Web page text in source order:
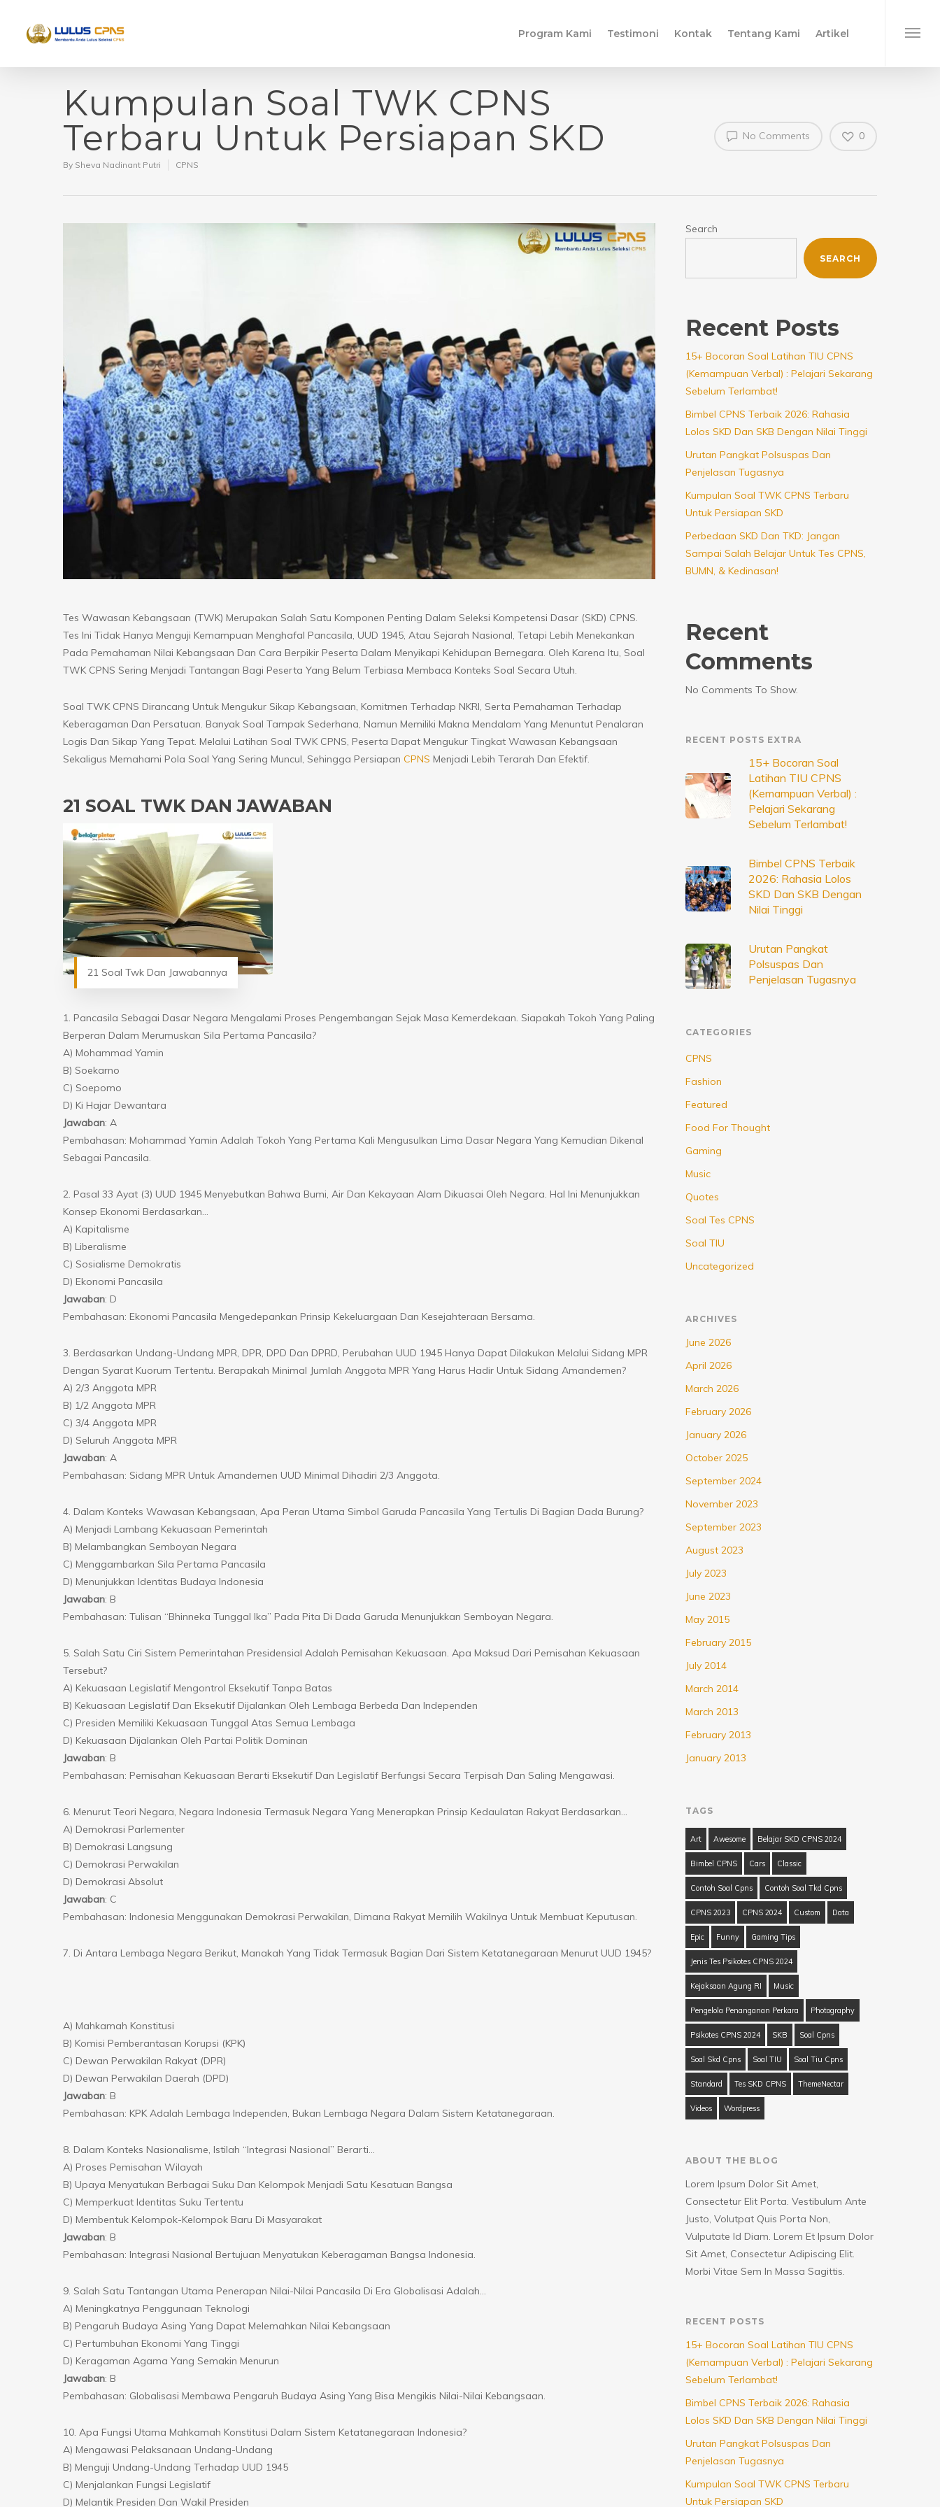
Program Kami Testimoni Kontak Tentang Kami Artikel
Kumpulan Soal TWK CPNS
Terbaru Untuk Persiapan SKD
By Sheva Nadinant Putri CPNS
No Comments 0
Tes Wawasan Kebangsaan (TWK) Merupakan Salah Satu Komponen Penting Dalam Seleksi Kompetensi Dasar (SKD) CPNS.
Tes Ini Tidak Hanya Menguji Kemampuan Menghafal Pancasila, UUD 1945, Atau Sejarah Nasional, Tetapi Lebih Menekankan
Pada Pemahaman Nilai Kebangsaan Dan Cara Berpikir Peserta Dalam Menyikapi Kehidupan Bernegara. Oleh Karena Itu, Soal
TWK CPNS Sering Menjadi Tantangan Bagi Peserta Yang Belum Terbiasa Membaca Konteks Soal Secara Utuh.
Soal TWK CPNS Dirancang Untuk Mengukur Sikap Kebangsaan, Komitmen Terhadap NKRI, Serta Pemahaman Terhadap
Keberagaman Dan Persatuan. Banyak Soal Tampak Sederhana, Namun Memiliki Makna Mendalam Yang Menuntut Penalaran
Logis Dan Sikap Yang Tepat. Melalui Latihan Soal TWK CPNS, Peserta Dapat Mengukur Tingkat Wawasan Kebangsaan
Sekaligus Memahami Pola Soal Yang Sering Muncul, Sehingga Persiapan CPNS Menjadi Lebih Terarah Dan Efektif.
21 SOAL TWK DAN JAWABAN
21 Soal Twk Dan Jawabannya
1. Pancasila Sebagai Dasar Negara Mengalami Proses Pengembangan Sejak Masa Kemerdekaan. Siapakah Tokoh Yang Paling
Berperan Dalam Merumuskan Sila Pertama Pancasila?
A) Mohammad Yamin
B) Soekarno
C) Soepomo
D) Ki Hajar Dewantara
Jawaban: A
Pembahasan: Mohammad Yamin Adalah Tokoh Yang Pertama Kali Mengusulkan Lima Dasar Negara Yang Kemudian Dikenal
Sebagai Pancasila.
2. Pasal 33 Ayat (3) UUD 1945 Menyebutkan Bahwa Bumi, Air Dan Kekayaan Alam Dikuasai Oleh Negara. Hal Ini Menunjukkan
Konsep Ekonomi Berdasarkan…
A) Kapitalisme
B) Liberalisme
C) Sosialisme Demokratis
D) Ekonomi Pancasila
Jawaban: D
Pembahasan: Ekonomi Pancasila Mengedepankan Prinsip Kekeluargaan Dan Kesejahteraan Bersama.
3. Berdasarkan Undang-Undang MPR, DPR, DPD Dan DPRD, Perubahan UUD 1945 Hanya Dapat Dilakukan Melalui Sidang MPR
Dengan Syarat Kuorum Tertentu. Berapakah Minimal Jumlah Anggota MPR Yang Harus Hadir Untuk Sidang Amandemen?
A) 2/3 Anggota MPR
B) 1/2 Anggota MPR
C) 3/4 Anggota MPR
D) Seluruh Anggota MPR
Jawaban: A
Pembahasan: Sidang MPR Untuk Amandemen UUD Minimal Dihadiri 2/3 Anggota.
4. Dalam Konteks Wawasan Kebangsaan, Apa Peran Utama Simbol Garuda Pancasila Yang Tertulis Di Bagian Dada Burung?
A) Menjadi Lambang Kekuasaan Pemerintah
B) Melambangkan Semboyan Negara
C) Menggambarkan Sila Pertama Pancasila
D) Menunjukkan Identitas Budaya Indonesia
Jawaban: B
Pembahasan: Tulisan “Bhinneka Tunggal Ika” Pada Pita Di Dada Garuda Menunjukkan Semboyan Negara.
5. Salah Satu Ciri Sistem Pemerintahan Presidensial Adalah Pemisahan Kekuasaan. Apa Maksud Dari Pemisahan Kekuasaan
Tersebut?
A) Kekuasaan Legislatif Mengontrol Eksekutif Tanpa Batas
B) Kekuasaan Legislatif Dan Eksekutif Dijalankan Oleh Lembaga Berbeda Dan Independen
C) Presiden Memiliki Kekuasaan Tunggal Atas Semua Lembaga
D) Kekuasaan Dijalankan Oleh Partai Politik Dominan
Jawaban: B
Pembahasan: Pemisahan Kekuasaan Berarti Eksekutif Dan Legislatif Berfungsi Secara Terpisah Dan Saling Mengawasi.
6. Menurut Teori Negara, Negara Indonesia Termasuk Negara Yang Menerapkan Prinsip Kedaulatan Rakyat Berdasarkan…
A) Demokrasi Parlementer
B) Demokrasi Langsung
C) Demokrasi Perwakilan
D) Demokrasi Absolut
Jawaban: C
Pembahasan: Indonesia Menggunakan Demokrasi Perwakilan, Dimana Rakyat Memilih Wakilnya Untuk Membuat Keputusan.
7. Di Antara Lembaga Negara Berikut, Manakah Yang Tidak Termasuk Bagian Dari Sistem Ketatanegaraan Menurut UUD 1945?
A) Mahkamah Konstitusi
B) Komisi Pemberantasan Korupsi (KPK)
C) Dewan Perwakilan Rakyat (DPR)
D) Dewan Perwakilan Daerah (DPD)
Jawaban: B
Pembahasan: KPK Adalah Lembaga Independen, Bukan Lembaga Negara Dalam Sistem Ketatanegaraan.
8. Dalam Konteks Nasionalisme, Istilah “Integrasi Nasional” Berarti…
A) Proses Pemisahan Wilayah
B) Upaya Menyatukan Berbagai Suku Dan Kelompok Menjadi Satu Kesatuan Bangsa
C) Memperkuat Identitas Suku Tertentu
D) Membentuk Kelompok-Kelompok Baru Di Masyarakat
Jawaban: B
Pembahasan: Integrasi Nasional Bertujuan Menyatukan Keberagaman Bangsa Indonesia.
9. Salah Satu Tantangan Utama Penerapan Nilai-Nilai Pancasila Di Era Globalisasi Adalah…
A) Meningkatnya Penggunaan Teknologi
B) Pengaruh Budaya Asing Yang Dapat Melemahkan Nilai Kebangsaan
C) Pertumbuhan Ekonomi Yang Tinggi
D) Keragaman Agama Yang Semakin Menurun
Jawaban: B
Pembahasan: Globalisasi Membawa Pengaruh Budaya Asing Yang Bisa Mengikis Nilai-Nilai Kebangsaan.
10. Apa Fungsi Utama Mahkamah Konstitusi Dalam Sistem Ketatanegaraan Indonesia?
A) Mengawasi Pelaksanaan Undang-Undang
B) Menguji Undang-Undang Terhadap UUD 1945
C) Menjalankan Fungsi Legislatif
D) Melantik Presiden Dan Wakil Presiden
Search
SEARCH
Recent Posts
15+ Bocoran Soal Latihan TIU CPNS
(Kemampuan Verbal) : Pelajari Sekarang
Sebelum Terlambat!
Bimbel CPNS Terbaik 2026: Rahasia
Lolos SKD Dan SKB Dengan Nilai Tinggi
Urutan Pangkat Polsuspas Dan
Penjelasan Tugasnya
Kumpulan Soal TWK CPNS Terbaru
Untuk Persiapan SKD
Perbedaan SKD Dan TKD: Jangan
Sampai Salah Belajar Untuk Tes CPNS,
BUMN, & Kedinasan!
Recent
Comments
No Comments To Show.
RECENT POSTS EXTRA
15+ Bocoran Soal
Latihan TIU CPNS
(Kemampuan Verbal) :
Pelajari Sekarang
Sebelum Terlambat!
Bimbel CPNS Terbaik
2026: Rahasia Lolos
SKD Dan SKB Dengan
Nilai Tinggi
Urutan Pangkat
Polsuspas Dan
Penjelasan Tugasnya
CATEGORIES
CPNS
Fashion
Featured
Food For Thought
Gaming
Music
Quotes
Soal Tes CPNS
Soal TIU
Uncategorized
ARCHIVES
June 2026
April 2026
March 2026
February 2026
January 2026
October 2025
September 2024
November 2023
September 2023
August 2023
July 2023
June 2023
May 2015
February 2015
July 2014
March 2014
March 2013
February 2013
January 2013
TAGS
Art Awesome Belajar SKD CPNS 2024
Bimbel CPNS Cars Classic
Contoh Soal Cpns Contoh Soal Tkd Cpns
CPNS 2023 CPNS 2024 Custom Data
Epic Funny Gaming Tips
Jenis Tes Psikotes CPNS 2024
Kejaksaan Agung RI Music
Pengelola Penanganan Perkara Photography
Psikotes CPNS 2024 SKB Soal Cpns
Soal Skd Cpns Soal TIU Soal Tiu Cpns
Standard Tes SKD CPNS ThemeNectar
Videos Wordpress
ABOUT THE BLOG
Lorem Ipsum Dolor Sit Amet,
Consectetur Elit Porta. Vestibulum Ante
Justo, Volutpat Quis Porta Non,
Vulputate Id Diam. Lorem Et Ipsum Dolor
Sit Amet, Consectetur Adipiscing Elit.
Morbi Vitae Sem In Massa Sagittis.
RECENT POSTS
15+ Bocoran Soal Latihan TIU CPNS
(Kemampuan Verbal) : Pelajari Sekarang
Sebelum Terlambat!
Bimbel CPNS Terbaik 2026: Rahasia
Lolos SKD Dan SKB Dengan Nilai Tinggi
Urutan Pangkat Polsuspas Dan
Penjelasan Tugasnya
Kumpulan Soal TWK CPNS Terbaru
Untuk Persiapan SKD